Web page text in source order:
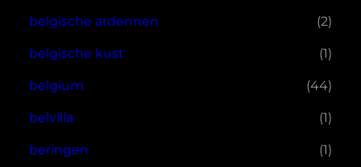
belgische ardennen (2)
belgische kust (1)
belgium (44)
belvilla (1)
beringen (1)